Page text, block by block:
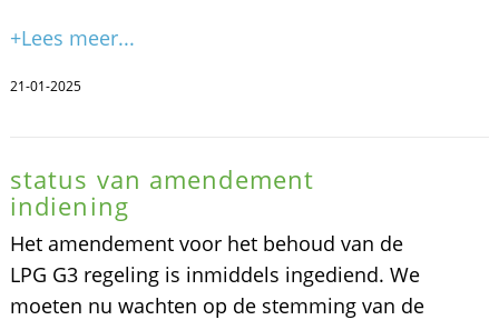
+Lees meer...
21-01-2025
status van amendement
indiening
Het amendement voor het behoud van de
LPG G3 regeling is inmiddels ingediend. We
moeten nu wachten op de stemming van de